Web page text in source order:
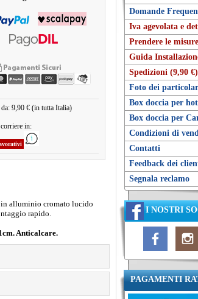
Domande
Iva agevolata e
Prendere le misure
Guida
Spedizioni (9,90 €)
Foto dei
Box doccia per
Box doccia per
Condizioni di
Contatti
Feedback dei
Segnala reclamo
I NOSTRI
PAGAMENTI
9,90 € (in tutta Italia)
in:
alluminio cromato lucido
rapido.
Anticalcare.